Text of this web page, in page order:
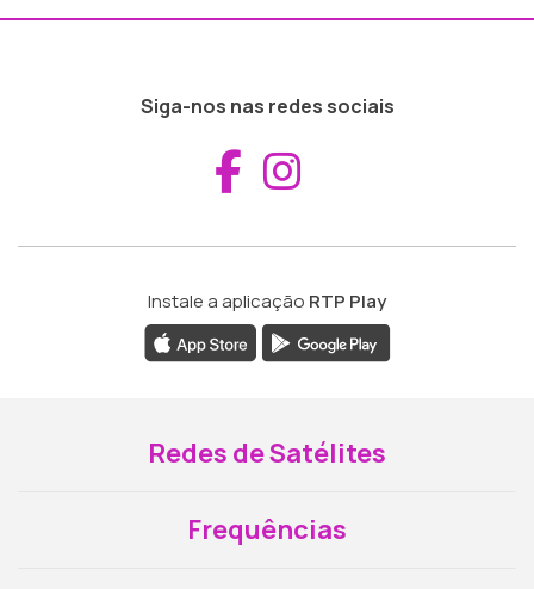
Siga-nos nas redes sociais
Aceder ao
Instale a aplicação RTP Play
Redes de Satélites
Frequências